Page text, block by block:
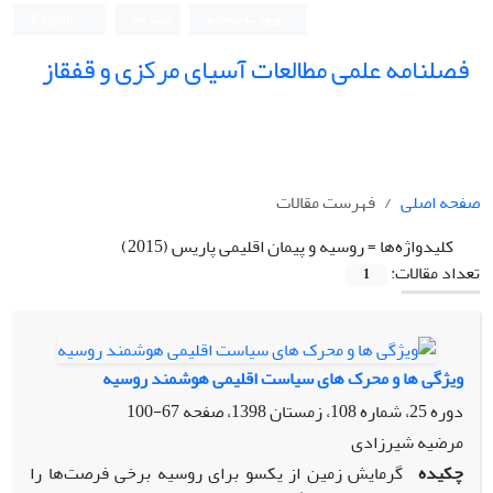
فصلنامه علمی مطالعات آسیای مرکزی و قفقاز
صفحه اصلی
فهرست مقالات
کلیدواژه‌ها =روسیه و پیمان اقلیمی پاریس (2015)
تعداد مقالات:
1
ویژگی‏ ها و محرک ‏های سیاست اقلیمی هوشمند روسیه
دوره 25، شماره 108، زمستان 1398، صفحه
67-100
مرضیه شیرزادی
چکیده گرمایش زمین از یک‏سو برای روسیه برخی فرصت‌ها را